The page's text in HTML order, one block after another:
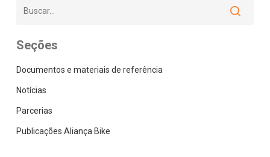
Seções
Documentos e materiais de referência
Notícias
Parcerias
Publicações Aliança Bike